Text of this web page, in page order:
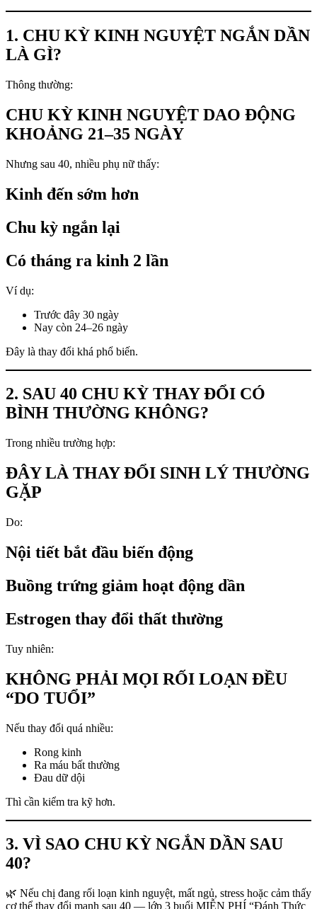
1. CHU KỲ KINH NGUYỆT NGẮN DẦN
LÀ GÌ?
Thông thường:
CHU KỲ KINH NGUYỆT DAO ĐỘNG
KHOẢNG 21–35 NGÀY
Nhưng sau 40, nhiều phụ nữ thấy:
Kinh đến sớm hơn
Chu kỳ ngắn lại
Có tháng ra kinh 2 lần
Ví dụ:
Trước đây 30 ngày
Nay còn 24–26 ngày
Đây là thay đổi khá phổ biến.
2. SAU 40 CHU KỲ THAY ĐỔI CÓ
BÌNH THƯỜNG KHÔNG?
Trong nhiều trường hợp:
ĐÂY LÀ THAY ĐỔI SINH LÝ THƯỜNG
GẶP
Do:
Nội tiết bắt đầu biến động
Buồng trứng giảm hoạt động dần
Estrogen thay đổi thất thường
Tuy nhiên:
KHÔNG PHẢI MỌI RỐI LOẠN ĐỀU
“DO TUỔI”
Nếu thay đổi quá nhiều:
Rong kinh
Ra máu bất thường
Đau dữ dội
Thì cần kiểm tra kỹ hơn.
3. VÌ SAO CHU KỲ NGẮN DẦN SAU
40?
🌿 Nếu chị đang rối loạn kinh nguyệt, mất ngủ, stress hoặc cảm thấy
cơ thể thay đổi mạnh sau 40 — lớp 3 buổi MIỄN PHÍ “Đánh Thức